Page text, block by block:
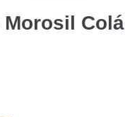
Morosil